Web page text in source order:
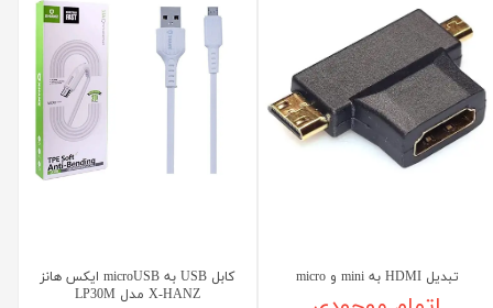
تبدیل HDMI به mini و micro
کابل USB به microUSB ایکس هانز
X-HANZ مدل LP30M